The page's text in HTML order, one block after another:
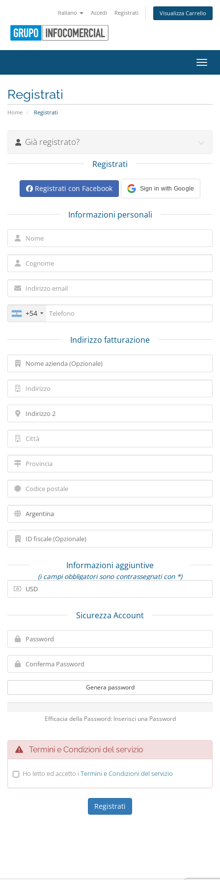
Italiano Accedi Registrati Visualizza Carrello
Registrati
Home Registrati
Già registrato?
Registrati
Registrati con Facebook Sign in with Google
Informazioni personali
+54
Indirizzo fatturazione
Informazioni aggiuntive
(i campi obbligatori sono contrassegnati con *)
Sicurezza Account
Genera password
Efficacia della Password: Inserisci una Password
Termini e Condizioni del servizio
Ho letto ed accetto i Termini e Condizioni del servizio